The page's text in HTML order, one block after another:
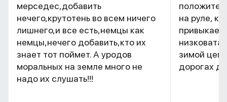
мерседес,добавить
нечего,крутотень во всем ничего
лишнего,и все есть,немцы как
немцы,нечего добавить,кто их
знает тот поймет. А уродов
моральных на земле много не
надо их слушать!!!
на руле, к
зимой
дорогах